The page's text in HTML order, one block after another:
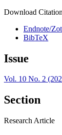
Download Citation
Endnote/
BibTeX
Issue
Vol. 10 No. 2
Section
Research Article